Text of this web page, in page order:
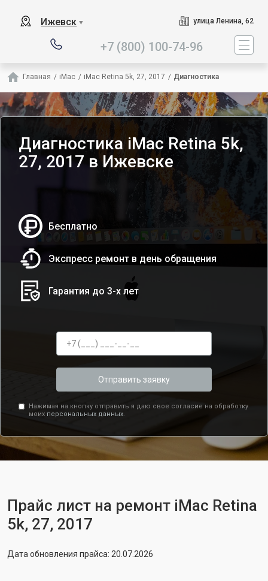
Ижевск ▼ улица Ленина, 62
+7 (800) 100-74-96
Главная / iMac / iMac Retina 5k, 27, 2017 / Диагностика
Диагностика iMac Retina 5k,
27, 2017 в Ижевске
Бесплатно
Экспресс ремонт в день обращения
Гарантия до 3-х лет
Отправить заявку
Нажимая на кнопку отправить я даю свое согласие на обработку
моих персональных данных.
Прайс лист на ремонт iMac Retina
5k, 27, 2017
Дата обновления прайса: 20.07.2026